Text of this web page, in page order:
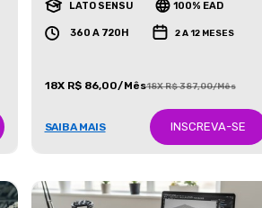
LATO SENSU 100% EAD
360 A 720H 2 A 12 MESES
18X R$ 86,00/Mês18X R$ 387,00/Mês
SAIBA MAIS INSCREVA-SE